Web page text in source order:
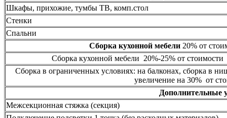
Шкафы, прихожие, тумбы ТВ, комп.стол
Стенки
Спальни
Сборка кухонной мебели20% от
Сборка кухонной мебели 20%-25% от стоимости
Сборка в ограниченных условиях: на балконах, сборка в
увеличение на 30% от
Дополнительные
Межсекционная стяжка (секция)